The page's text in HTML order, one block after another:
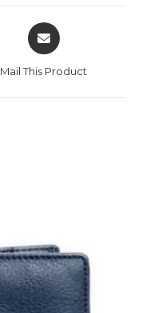
Opens
in
new
Mail This Product